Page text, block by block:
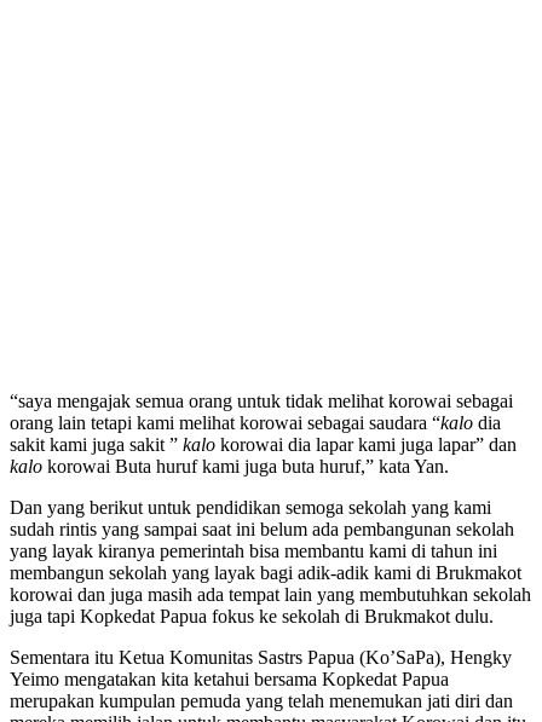
“saya mengajak semua orang untuk tidak melihat korowai sebagai
orang lain tetapi kami melihat korowai sebagai saudara “kalo dia
sakit kami juga sakit ” kalo korowai dia lapar kami juga lapar” dan
kalo korowai Buta huruf kami juga buta huruf,” kata Yan.
Dan yang berikut untuk pendidikan semoga sekolah yang kami
sudah rintis yang sampai saat ini belum ada pembangunan sekolah
yang layak kiranya pemerintah bisa membantu kami di tahun ini
membangun sekolah yang layak bagi adik-adik kami di Brukmakot
korowai dan juga masih ada tempat lain yang membutuhkan sekolah
juga tapi Kopkedat Papua fokus ke sekolah di Brukmakot dulu.
Sementara itu Ketua Komunitas Sastrs Papua (Ko’SaPa), Hengky
Yeimo mengatakan kita ketahui bersama Kopkedat Papua
merupakan kumpulan pemuda yang telah menemukan jati diri dan